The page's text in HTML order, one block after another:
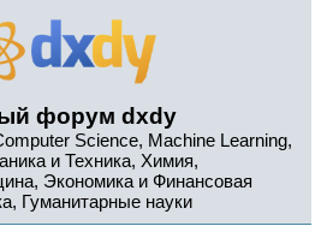
форум dxdy
Science, Machine Learning,
и Техника, Химия,
Экономика и Финансовая
Гуманитарные науки